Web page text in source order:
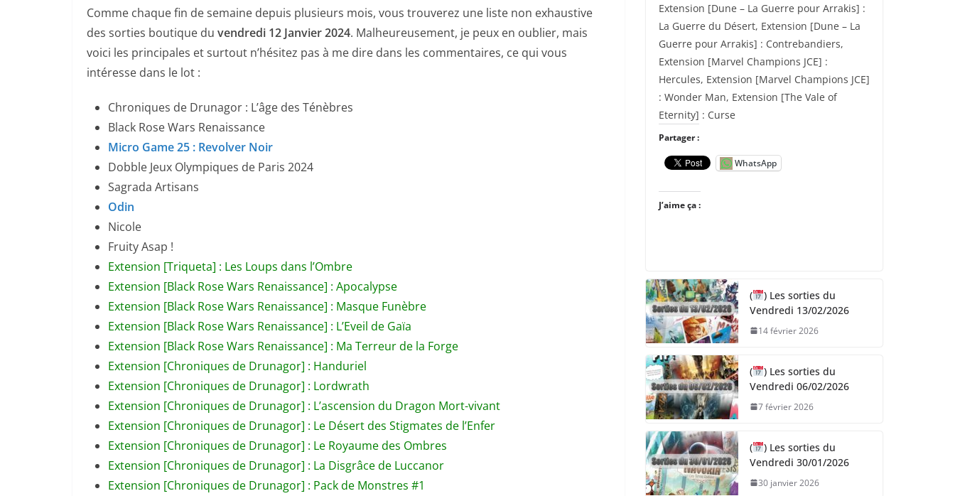
Comme chaque fin de semaine depuis plusieurs mois, vous trouverez une liste non exhaustive
des sorties boutique du vendredi 12 Janvier 2024. Malheureusement, je peux en oublier, mais
voici les principales et surtout n’hésitez pas à me dire dans les commentaires, ce qui vous
intéresse dans le lot :
Chroniques de Drunagor : L’âge des Ténèbres
Black Rose Wars Renaissance
Micro Game 25 : Revolver Noir
Dobble Jeux Olympiques de Paris 2024
Sagrada Artisans
Odin
Nicole
Fruity Asap !
Extension [Triqueta] : Les Loups dans l’Ombre
Extension [Black Rose Wars Renaissance] : Apocalypse
Extension [Black Rose Wars Renaissance] : Masque Funèbre
Extension [Black Rose Wars Renaissance] : L’Eveil de Gaïa
Extension [Black Rose Wars Renaissance] : Ma Terreur de la Forge
Extension [Chroniques de Drunagor] : Handuriel
Extension [Chroniques de Drunagor] : Lordwrath
Extension [Chroniques de Drunagor] : L’ascension du Dragon Mort-vivant
Extension [Chroniques de Drunagor] : Le Désert des Stigmates de l’Enfer
Extension [Chroniques de Drunagor] : Le Royaume des Ombres
Extension [Chroniques de Drunagor] : La Disgrâce de Luccanor
Extension [Chroniques de Drunagor] : Pack de Monstres #1
Extension [Dune – La Guerre pour Arrakis] :
La Guerre du Désert, Extension [Dune – La
Guerre pour Arrakis] : Contrebandiers,
Extension [Marvel Champions JCE] :
Hercules, Extension [Marvel Champions JCE]
: Wonder Man, Extension [The Vale of
Eternity] : Curse
Partager :
WhatsApp
J’aime ça :
(
) Les sorties du
Vendredi 13/02/2026
14 février 2026
(
) Les sorties du
Vendredi 06/02/2026
7 février 2026
(
) Les sorties du
Vendredi 30/01/2026
30 janvier 2026